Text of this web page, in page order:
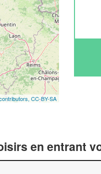
CC-BY-SA
en entrant